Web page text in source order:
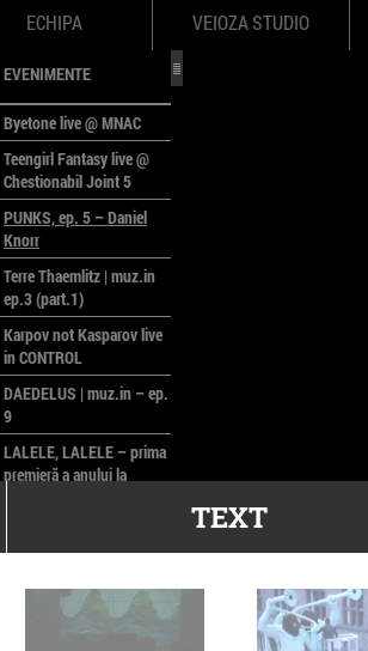
ECHIPA VEIOZA STUDIO
EVENIMENTE
Byetone live @ MNAC
Teengirl Fantasy live @
Chestionabil Joint 5
PUNKS, ep. 5 – Daniel
Knorr
Terre Thaemlitz | muz.in
ep.3 (part.1)
Karpov not Kasparov live
in CONTROL
DAEDELUS | muz.in – ep.
9
LALELE, LALELE – prima
premieră a anului la
poloneze la București
PEOPLE OF ROMANIA se
lansează la galeria Simeza
TEXT